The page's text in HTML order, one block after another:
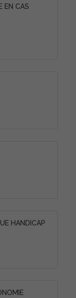
EN CAS
HANDICAP